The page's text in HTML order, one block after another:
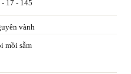
- 17 - 145
vành
mồi sẫm